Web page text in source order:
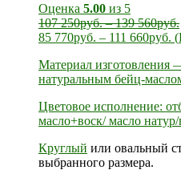
Оценка 5.00 из 5
107 250руб.–139 560руб.
85 770руб. – 111 660руб. (
Материал изготовления
натуральным бейц-
Цветовое исполнение:
масло+воск/ масло
Круглый или овальный
выбранного размера.